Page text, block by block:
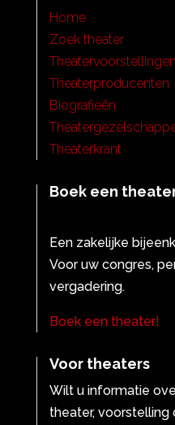
Home
Zoek theater
Theatervoorstellingen
Theaterproducenten
Biografieën
Theaterkrant
Boek een
Een zakelijke
Voor uw congres,
vergadering.
Boek een theater!
Voor theaters
Wilt u informatie
theater,